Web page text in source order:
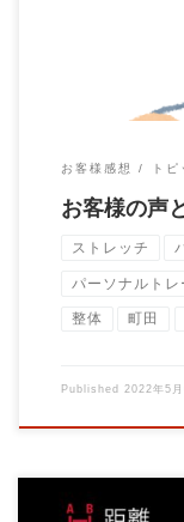
お客様感想 トピ
お客様の声
ストレッチ
パーソナルトレ
整体 町田
Published 2022年5月